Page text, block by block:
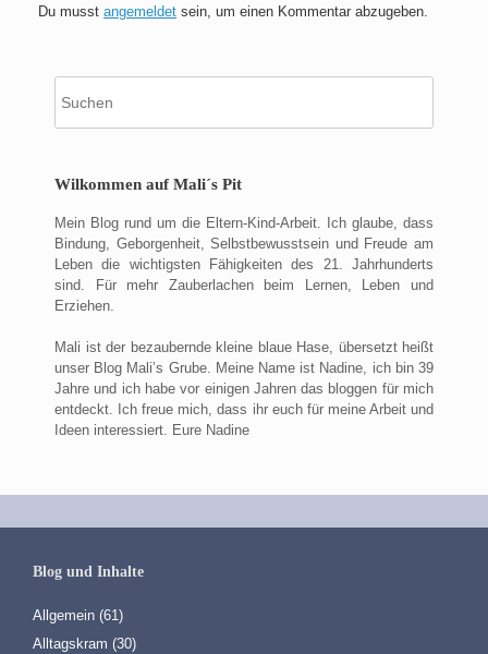
Du musst angemeldet sein, um einen Kommentar abzugeben.
nach:
Wilkommen auf Mali´s Pit
Mein Blog rund um die Eltern-Kind-Arbeit. Ich glaube, dass
Bindung, Geborgenheit, Selbstbewusstsein und Freude am
Leben die wichtigsten Fähigkeiten des 21. Jahrhunderts
sind. Für mehr Zauberlachen beim Lernen, Leben und
Erziehen.
Mali ist der bezaubernde kleine blaue Hase, übersetzt heißt
unser Blog Mali’s Grube. Meine Name ist Nadine, ich bin 39
Jahre und ich habe vor einigen Jahren das bloggen für mich
entdeckt. Ich freue mich, dass ihr euch für meine Arbeit und
Ideen interessiert. Eure Nadine
Blog und Inhalte
Allgemein (61)
Alltagskram (30)